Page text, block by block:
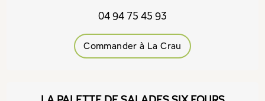
04 94 75 45 93
Commander à La Crau